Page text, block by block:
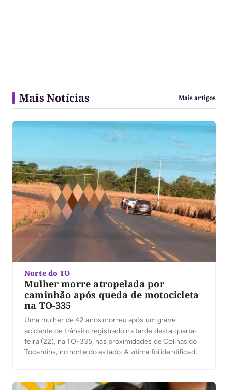
Mais Notícias Mais artigos
Norte do TO
Mulher morre atropelada por
caminhão após queda de motocicleta
na TO-335
Uma mulher de 42 anos morreu após um grave
acidente de trânsito registrado na tarde desta quarta-
feira (22), na TO-335, nas proximidades de Colinas do
Tocantins, no norte do estado. A vítima foi identificada
motocicleta acompanhada de outra pessoa quando